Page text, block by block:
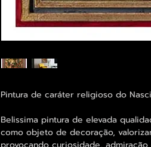
Pintura de caráter religioso do
Belissima pintura de elevada
como objeto de decoração,